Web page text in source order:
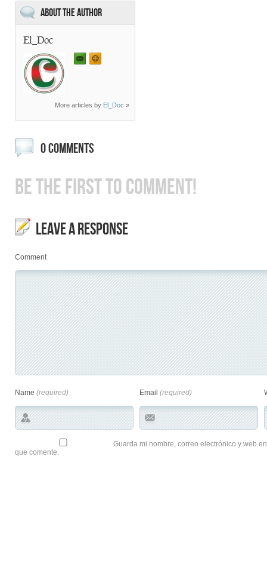
About the Author
El_Doc
More articles by El_Doc »
0 COMMENTS
BE THE FIRST TO COMMENT!
LEAVE A RESPONSE
Comment
Name (required) Email (required)
Guarda mi nombre, correo electrónico y web
que comente.